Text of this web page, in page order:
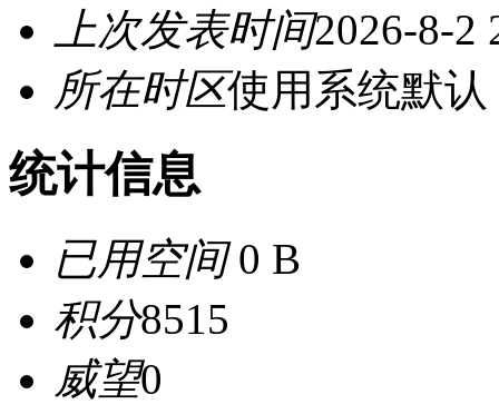
上次发表时间2026-8-2
所在时区使用系统默认
统计信息
已用空间0 B
积分8515
威望0